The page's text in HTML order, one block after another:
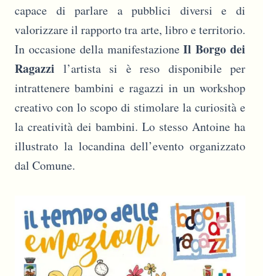
capace di parlare a pubblici diversi e di
valorizzare il rapporto tra arte, libro e territorio.
In occasione della manifestazioneIl Borgo dei
Ragazzi l’artista si è reso disponibile per
intrattenere bambini e ragazzi in un workshop
creativo con lo scopo di stimolare la curiosità e
la creatività dei bambini. Lo stesso Antoine ha
illustrato la locandina dell’evento organizzato
dal Comune.